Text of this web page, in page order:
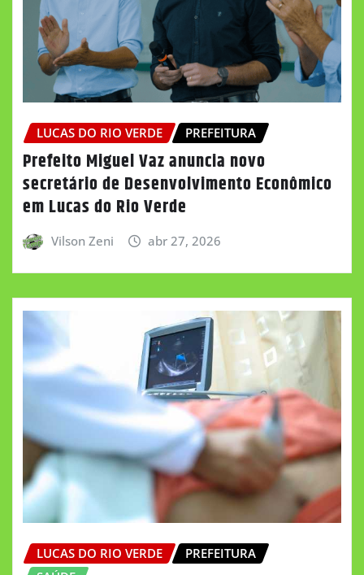
LUCAS DO RIO VERDE PREFEITURA
Prefeito Miguel Vaz anuncia novo
secretário de Desenvolvimento Econômico
em Lucas do Rio Verde
Vilson Zeni abr 27, 2026
LUCAS DO RIO VERDE
PREFEITURA